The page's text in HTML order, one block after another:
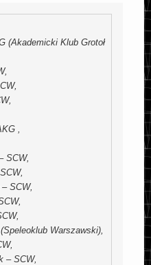
(Akademicki Klub Grotoł
,
SCW,
SCW,
Warszawski),
– SCW,